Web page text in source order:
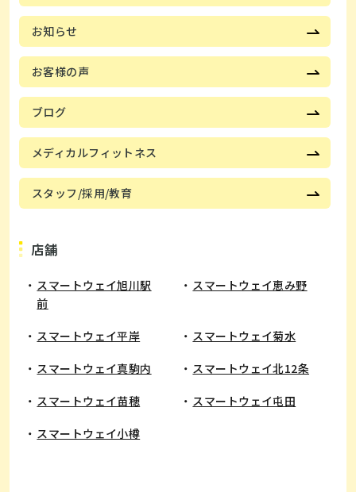
お知らせ
お客様の声
ブログ
メディカルフィットネス
スタッフ/採用/教育
店舗
スマートウェイ旭川駅
前
スマートウェイ恵み野
​スマートウェイ平岸 スマートウェイ菊水
スマートウェイ真駒内 スマートウェイ北12条
スマートウェイ苗穂 スマートウェイ屯田
スマートウェイ小樽